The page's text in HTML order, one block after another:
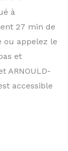
à
27 min de
ou appelez le
et
ARNOULD-
accessible